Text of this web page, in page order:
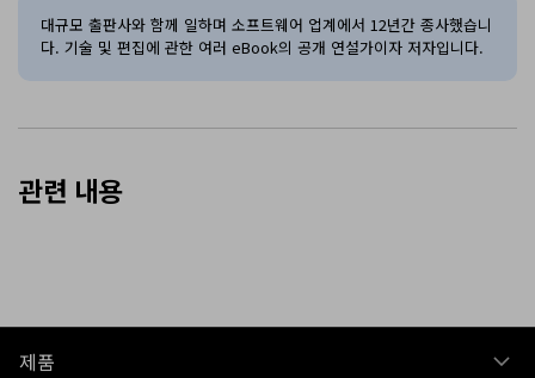
대규모 출판사와 함께 일하며 소프트웨어 업계에서 12년간 종사했습니
다. 기술 및 편집에 관한 여러 eBook의 공개 연설가이자 저자입니다.
관련 내용
제품